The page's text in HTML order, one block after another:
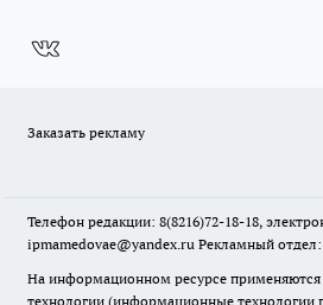
Заказать рекламу
Телефон редакции: 8(8216)72-18-18,
ipmamedovae@yandex.ru Рекламный
На информационном ресурсе
технологии (информационные технологии